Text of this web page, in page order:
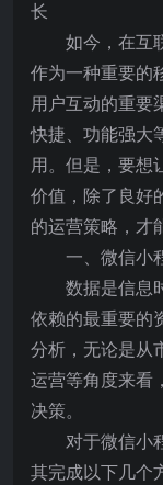
如今，在互
作为一种重要的
用户互动的重要
快捷、功能强大
用。但是，要想
价值，除了良好
的运营策略，才
一、微信小
数据是信息
依赖的最重要的
分析，无论是从
运营等角度来看
决策。
对于微信小
其完成以下几个